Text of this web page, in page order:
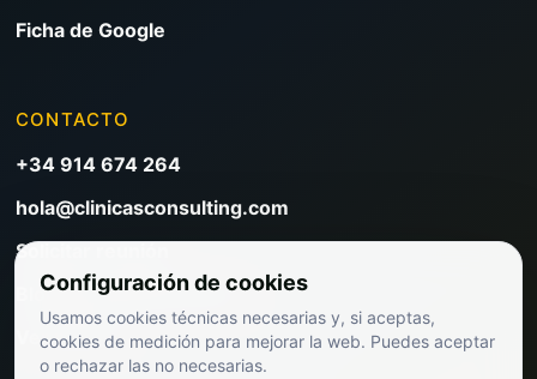
Ficha de Google
CONTACTO
+34 914 674 264
hola@clinicasconsulting.com
Solicitar reunión
Blog de marketing clínico
Ver precios
Configuración de cookies
Usamos cookies técnicas necesarias y, si aceptas,
cookies de medición para mejorar la web. Puedes aceptar
o rechazar las no necesarias.